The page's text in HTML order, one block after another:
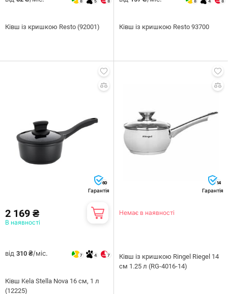
Ківш із кришкою Resto (92001) Ківш із кришкою Resto 93700
60
Гарантія
2 169 ₴
В наявності
від 310 ₴/міс. 7 4 7
Ківш Kela Stella Nova 16 см, 1 л
(12225)
14
Гарантія
Немає в наявності
Ківш із кришкою Ringel Riegel 14
см 1.25 л (RG-4016-14)